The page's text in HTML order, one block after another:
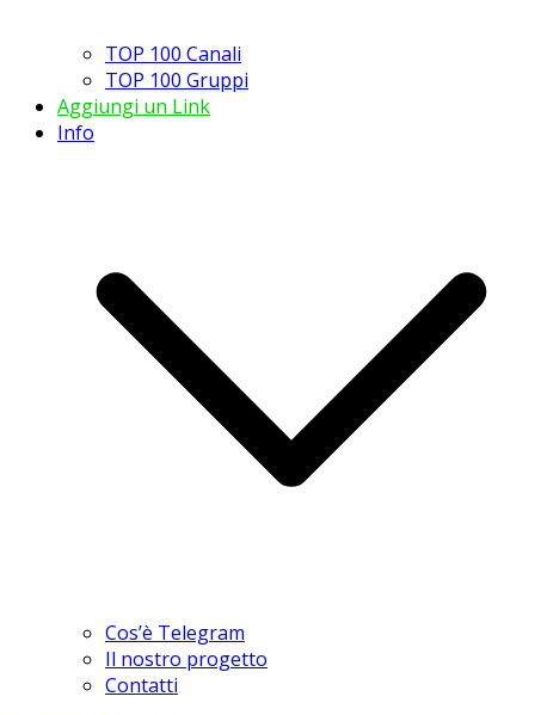
TOP 100 Canali
TOP 100 Gruppi
Aggiungi un Link
Info
Cos’è Telegram
Il nostro progetto
Contatti